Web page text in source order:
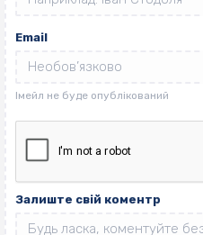
Email
Залиште свій коментр